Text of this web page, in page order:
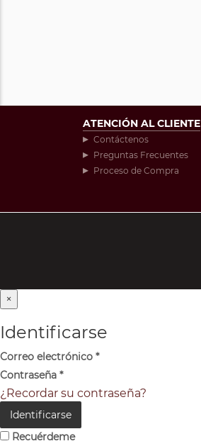
ATENCIÓN AL CLIENTE
Contáctenos
Preguntas Frecuentes
Proceso de Compra
×
Identificarse
Correo electrónico *
Contraseña *
¿Recordar su contraseña?
Identificarse
Recuérdeme